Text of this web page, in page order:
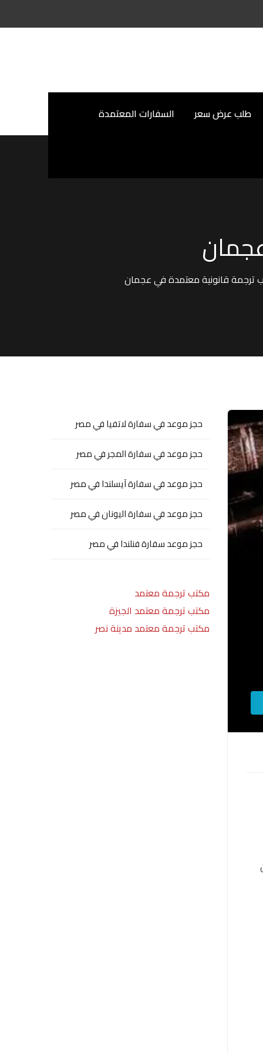
طلب عرض سعر السفارات المعتمدة
ترجمة قانونية معتمدة في عجمان
حجز موعد في سفارة لاتفيا في مصر
حجز موعد في سفارة المجر في مصر
حجز موعد في سفارة آيسلندا في مصر
حجز موعد في سفارة اليونان في مصر
حجز موعد سفارة فنلندا في مصر
مكتب ترجمة معتمد
مكتب ترجمة معتمد الجيزة
مكتب ترجمة معتمد مدينة نصر